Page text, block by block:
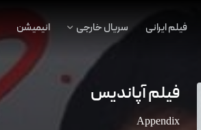
فیلم ایرانی سریال خارجی انیمیشن
فیلم آپاندیس
Appendix